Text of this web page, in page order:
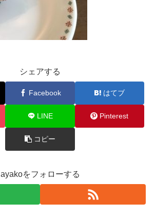
シェアする
Facebook はてブ
LINE Pinterest
コピー
ayakoをフォローする